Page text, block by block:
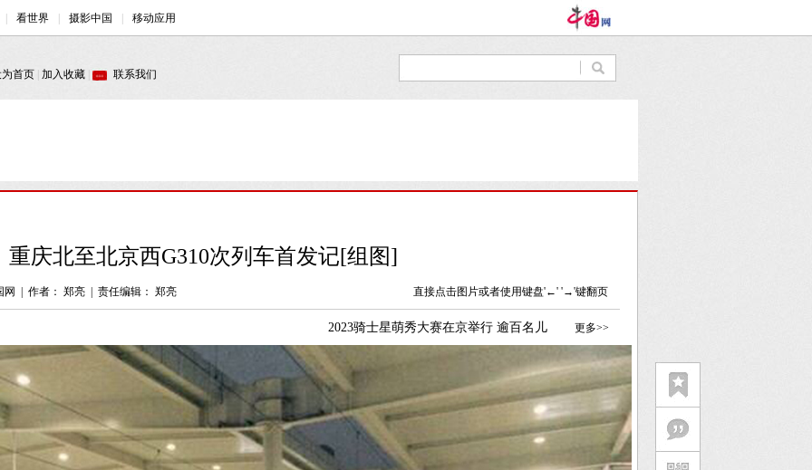
重庆北至北京西G310次列车首发记[组图]
网 作者： 郑亮 责任编辑： 郑亮 直接点击图片或者使用键盘'←' '→'键翻页